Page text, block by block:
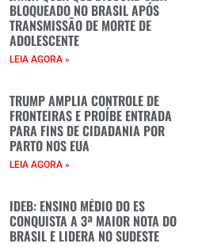
BLOQUEADO NO BRASIL APÓS
TRANSMISSÃO DE MORTE DE
ADOLESCENTE
LEIA AGORA »
TRUMP AMPLIA CONTROLE DE
FRONTEIRAS E PROÍBE ENTRADA
PARA FINS DE CIDADANIA POR
PARTO NOS EUA
LEIA AGORA »
IDEB: ENSINO MÉDIO DO ES
CONQUISTA A 3ª MAIOR NOTA DO
BRASIL E LIDERA NO SUDESTE